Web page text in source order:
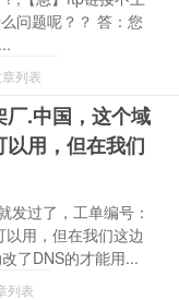
问题呢？？ 答：您
列表
厂.中国，这个域
用，但在我们
发过了，工单编号：
用，但在我们这边
了DNS的才能用...
列表